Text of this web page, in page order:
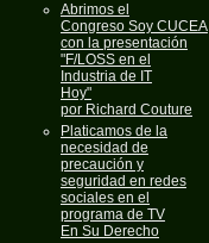
Abrimos el
Congreso Soy CUCEA
con la presentación
"F/LOSS en el
Industria de IT
Hoy"
por Richard Couture
Platicamos de la
necesidad de
precaución y
seguridad en redes
sociales en el
programa de TV
En Su Derecho